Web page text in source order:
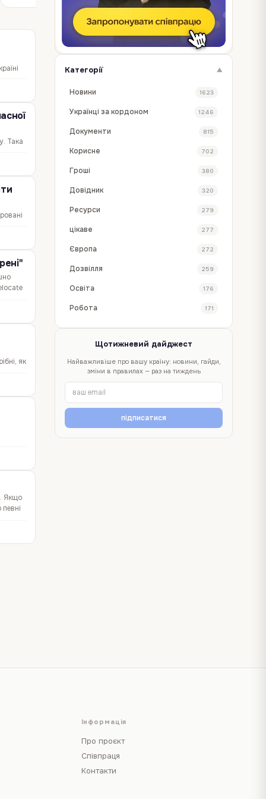
Така
як
Якщо
Категорії ▼
Новини 1623
Українці за кордоном 1246
Документи 815
Корисне 702
Гроші 380
Довідник 320
Ресурси 279
цікаве 277
Європа 272
Дозвілля 259
Освіта 176
Робота 171
Щотижневий дайджест
Найважливіше про вашу країну: новини, гайди,
зміни в правилах — раз на тиждень
підписатися
Інформація
Про проєкт
Співпраця
Контакти